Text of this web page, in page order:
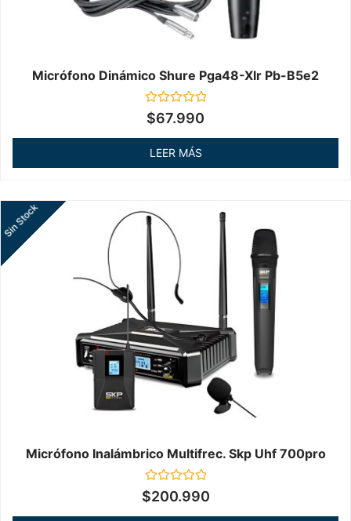
Micrófono Dinámico Shure Pga48-Xlr Pb-B5e2
Valorado
en
$67.990
LEER MÁS
Micrófono Inalámbrico Multifrec. Skp Uhf 700pro
Valorado
en
Sin Stock
$200.990